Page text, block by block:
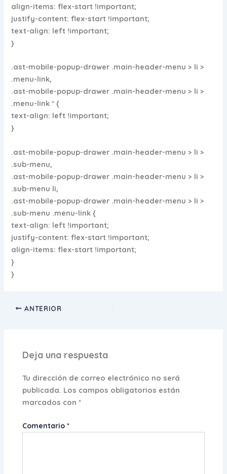
align-items: flex-start !important;
justify-content: flex-start !important;
text-align: left !important;
}
.ast-mobile-popup-drawer .main-header-menu > li >
.menu-link,
.ast-mobile-popup-drawer .main-header-menu > li >
.menu-link * {
text-align: left !important;
}
.ast-mobile-popup-drawer .main-header-menu > li >
.sub-menu,
.ast-mobile-popup-drawer .main-header-menu > li >
.sub-menu li,
.ast-mobile-popup-drawer .main-header-menu > li >
.sub-menu .menu-link {
text-align: left !important;
justify-content: flex-start !important;
align-items: flex-start !important;
}
}
ANTERIOR
Deja una respuesta
Tu dirección de correo electrónico no será
publicada. Los campos obligatorios están
marcados con*
Comentario*